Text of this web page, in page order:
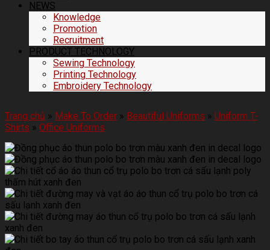
NEWS
Knowledge
Promotion
Recruitment
PRODUCT TECHNOLOGY
Sewing Technology
Printing Technology
Embroidery Technology
Trang chủ » Make To Order » Beautiful Uniforms » Uniform T-
Shirts » Office Uniforms